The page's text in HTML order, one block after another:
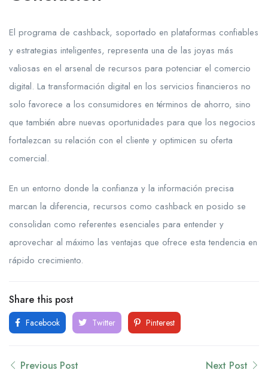
El programa de cashback, soportado en plataformas confiables
y estrategias inteligentes, representa una de las joyas más
valiosas en el arsenal de recursos para potenciar el comercio
digital. La transformación digital en los servicios financieros no
solo favorece a los consumidores en términos de ahorro, sino
que también abre nuevas oportunidades para que los negocios
fortalezcan su relación con el cliente y optimicen su oferta
comercial.
En un entorno donde la confianza y la información precisa
marcan la diferencia, recursos como cashback en posido se
consolidan como referentes esenciales para entender y
aprovechar al máximo las ventajas que ofrece esta tendencia en
rápido crecimiento.
Share this post
Facebook Twitter Pinterest
Previous Post Next Post